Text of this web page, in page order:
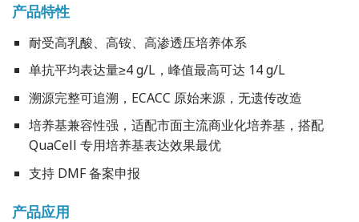
产品特性
耐受高乳酸、高铵、高渗透压培养体系
单抗平均表达量≥4 g/L，峰值最高可达 14 g/L
溯源完整可追溯，ECACC 原始来源，无遗传改造
培养基兼容性强，适配市面主流商业化培养基，搭配
QuaCell 专用培养基表达效果最优
支持 DMF 备案申报
产品应用